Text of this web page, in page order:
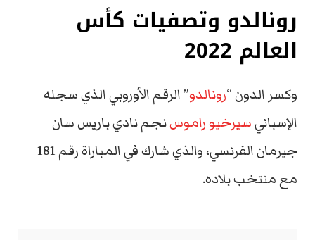
رونالدو وتصفيات كأس
العالم 2022
وكسر الدون “رونالدو” الرقم الأوروبي الذي سجله
الإسبانيسيرخيو راموسنجم نادي باريس سان
جيرمان الفرنسي، والذي شارك في المباراة رقم 181
مع منتخب بلاده.